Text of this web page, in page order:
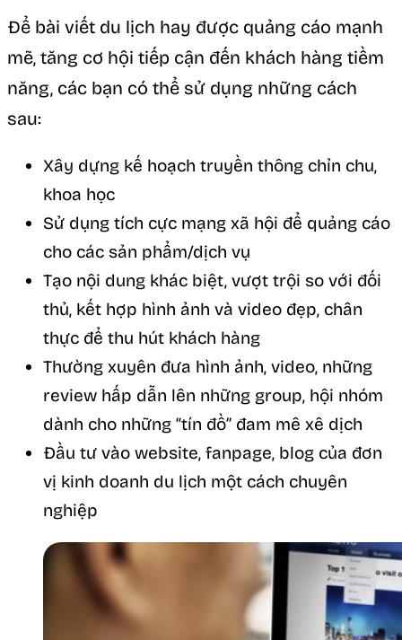
Để bài viết du lịch hay được quảng cáo mạnh
mẽ, tăng cơ hội tiếp cận đến khách hàng tiềm
năng, các bạn có thể sử dụng những cách
sau:
Xây dựng kế hoạch truyền thông chỉn chu,
khoa học
Sử dụng tích cực mạng xã hội để quảng cáo
cho các sản phẩm/dịch vụ
Tạo nội dung khác biệt, vượt trội so với đối
thủ, kết hợp hình ảnh và video đẹp, chân
thực để thu hút khách hàng
Thường xuyên đưa hình ảnh, video, những
review hấp dẫn lên những group, hội nhóm
dành cho những “tín đồ” đam mê xê dịch
Đầu tư vào website, fanpage, blog của đơn
vị kinh doanh du lịch một cách chuyên
nghiệp